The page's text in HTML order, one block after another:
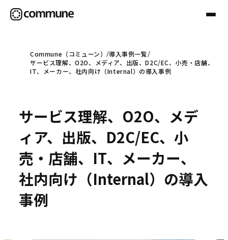
Communeについて
事例
セミナー
Commune（コミューン）
導入事例一覧
サービス理解、O2O、メディア、出版、D2C/EC、小売・店舗、
IT、メーカー、社内向け（Internal）の導入事例
サービス理解、O2O、メデ
ィア、出版、D2C/EC、小
売・店舗、IT、メーカー、
社内向け（Internal）の導入
事例